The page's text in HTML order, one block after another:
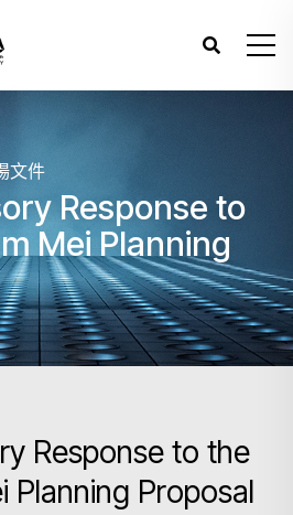
文件
Response to
Mei Planning
Response to the
Planning Proposal